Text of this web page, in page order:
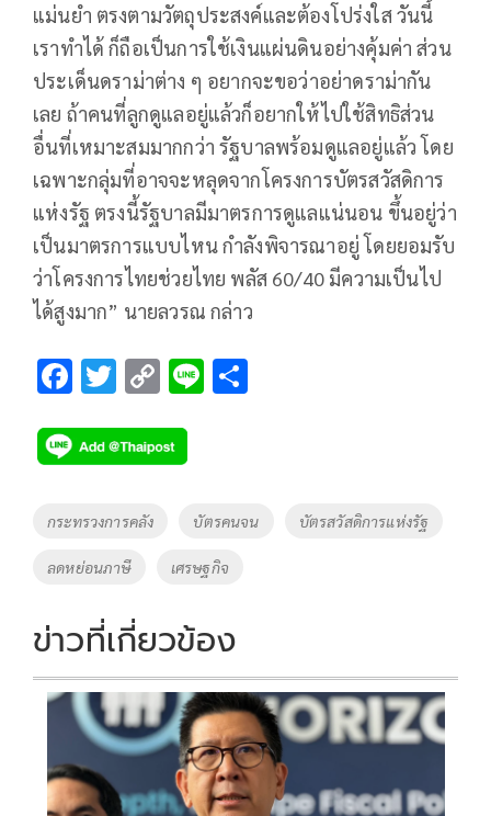
แม่นยำ ตรงตามวัตถุประสงค์และต้องโปร่งใส วันนี้
เราทำได้ ก็ถือเป็นการใช้เงินแผ่นดินอย่างคุ้มค่า ส่วน
ประเด็นดราม่าต่าง ๆ อยากจะขอว่าอย่าดราม่ากัน
เลย ถ้าคนที่ลูกดูแลอยู่แล้วก็อยากให้ไปใช้สิทธิส่วน
อื่นที่เหมาะสมมากกว่า รัฐบาลพร้อมดูแลอยู่แล้ว โดย
เฉพาะกลุ่มที่อาจจะหลุดจากโครงการบัตรสวัสดิการ
แห่งรัฐ ตรงนี้รัฐบาลมีมาตรการดูแลแน่นอน ขึ้นอยู่ว่า
เป็นมาตรการแบบไหน กำลังพิจารณาอยู่ โดยยอมรับ
ว่าโครงการไทยช่วยไทย พลัส 60/40 มีความเป็นไป
ได้สูงมาก” นายลวรณ กล่าว
F
e
b
o
o
k
T
tt
er
C
p
y
k
Li
Tags
กระทรวงการคลัง บัตรคนจน บัตรสวัสดิการแห่งรัฐ
ลดหย่อนภาษี เศรษฐกิจ
ข่าวที่เกี่ยวข้อง